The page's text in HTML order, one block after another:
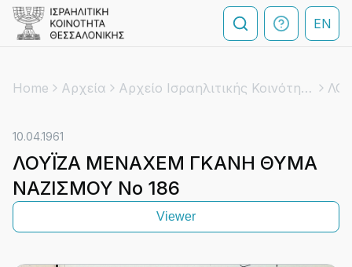
EN
Home Αρχεία Αρχείο Ισραηλιτικής Κοινότητας Αθηνών
10.04.1961
ΛΟΥΪΖΑ ΜΕΝΑΧΕΜ ΓΚΑΝΗ ΘΥΜΑ
ΝΑΖΙΣΜΟΥ Νο 186
Viewer